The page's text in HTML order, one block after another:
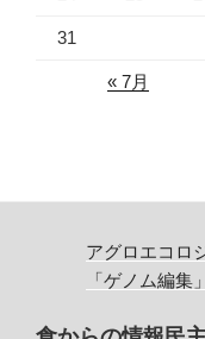
31
« 7月
アグロエコロ
「ゲノム編集」